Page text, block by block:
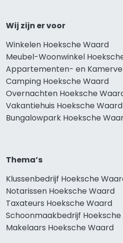
Wij zijn er voor
Winkelen Hoeksche Waard
Meubel-Woonwinkel
Appartementen- en
Camping Hoeksche Waard
Overnachten Hoeksche
Vakantiehuis Hoeksche Waard
Bungalowpark Hoeksche
Thema’s
Klussenbedrijf Hoeksche
Notarissen Hoeksche Waard
Taxateurs Hoeksche Waard
Schoonmaakbedrijf
Makelaars Hoeksche Waard